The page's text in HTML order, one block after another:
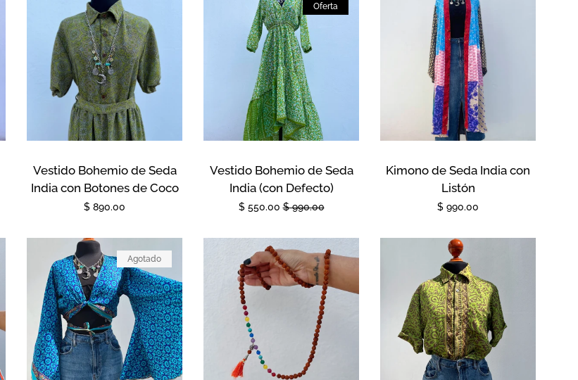
Vestido Bohemio de Seda
India con Botones de Coco
Precio
$ 890.00
Vestido Bohemio de Seda
India (con Defecto)
Precio
oferta
$ 550.00 Precio
$ 990.00
Oferta
Kimono de Seda India con
Listón
Precio
$ 990.00
Agotado